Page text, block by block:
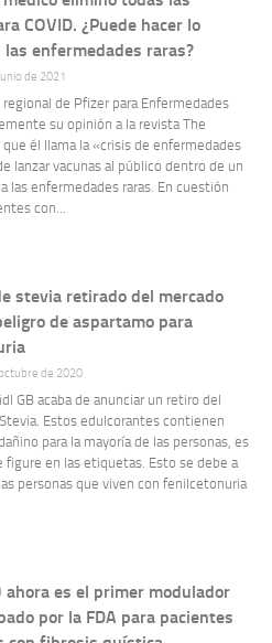
COVID. ¿Puede hacer lo
las enfermedades raras?
de 2021
de Pfizer para Enfermedades
su opinión a la revista The
él llama la «crisis de enfermedades
lanzar vacunas al público dentro de un
las enfermedades raras. En cuestión
con...
stevia retirado del mercado
de aspartamo para
de 2020
GB acaba de anunciar un retiro del
Estos edulcorantes contienen
para la mayoría de las personas, es
en las etiquetas. Esto se debe a
personas que viven con fenilcetonuria
ahora es el primer modulador
por la FDA para pacientes